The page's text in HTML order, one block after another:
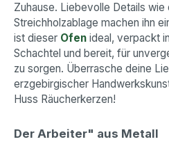
Zuhause. Liebevolle Details wie
Streichholzablage machen ihn
ist dieser Ofen ideal, verpackt
Schachtel und bereit, für
zu sorgen. Überrasche deine
erzgebirgischer
Huss Räucherkerzen!
Der Arbeiter" aus Metall